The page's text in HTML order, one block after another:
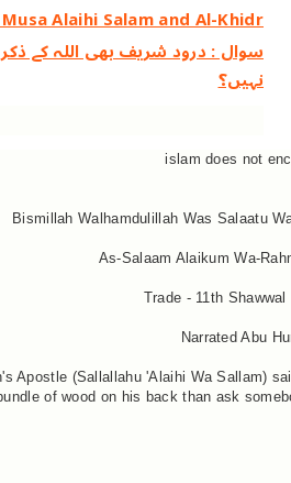
Alaihi Salam and Al-Khidr
سوال : درود شریف بھی اللہ کے
نہیں؟
islam does not
Bismillah Walhamdulillah Was Salaatu
As-Salaam Alaikum Wa-
Trade - 11th
Narrated Abu
Apostle (Sallallahu 'Alaihi Wa Sallam)
of wood on his back than ask